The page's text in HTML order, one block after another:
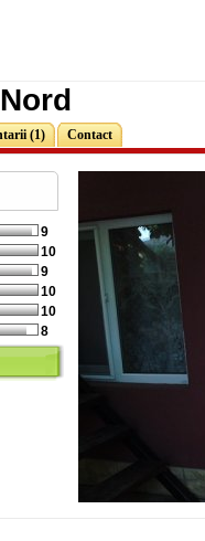
(1) Contact
9
10
9
10
10
8